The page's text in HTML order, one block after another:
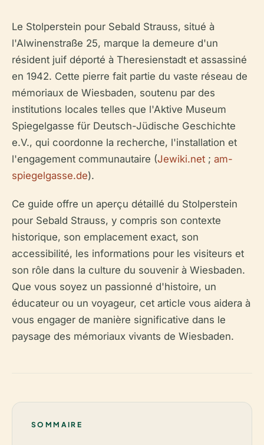
Le Stolperstein pour Sebald Strauss, situé à
l'Alwinenstraße 25, marque la demeure d'un
résident juif déporté à Theresienstadt et assassiné
en 1942. Cette pierre fait partie du vaste réseau de
mémoriaux de Wiesbaden, soutenu par des
institutions locales telles que l'Aktive Museum
Spiegelgasse für Deutsch-Jüdische Geschichte
e.V., qui coordonne la recherche, l'installation et
l'engagement communautaire (Jewiki.net ; am-
spiegelgasse.de).
Ce guide offre un aperçu détaillé du Stolperstein
pour Sebald Strauss, y compris son contexte
historique, son emplacement exact, son
accessibilité, les informations pour les visiteurs et
son rôle dans la culture du souvenir à Wiesbaden.
Que vous soyez un passionné d'histoire, un
éducateur ou un voyageur, cet article vous aidera à
vous engager de manière significative dans le
paysage des mémoriaux vivants de Wiesbaden.
SOMMAIRE